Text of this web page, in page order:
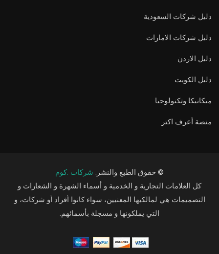
دليل شركات السعودية
دليل شركات الامارات
دليل الاردن
دليل الكويت
ميكانيكا وتكنولوجيا
منصة أعرف اكتر
© حقوق الطبع والنشر. شركات .كوم
كل العلامات التجارية و الخدمية و أسماء الشهرة و الشعارات و
التصميمات هي لمالكيها المعنيين، سواء كانوا أفراد أو شركات، و
التي يملكونها و مسجلة بأسمائهم.